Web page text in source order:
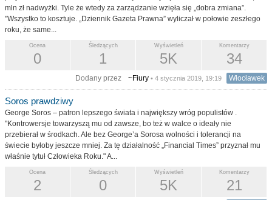
mln zł nadwyżki. Tyle że wtedy za zarządzanie wzięła się „dobra zmiana”.
"Wszystko to kosztuje. „Dziennik Gazeta Prawna” wyliczał w połowie zeszłego
roku, że same...
Komentarzy
34
Wyświetleń
5K
Śledzących
1
Ocena
0
Dodany przez ~Fiury • 4 stycznia 2019, 19:19 Włocławek
Soros prawdziwy
George Soros – patron lepszego świata i największy wróg populistów .
"Kontrowersje towarzyszą mu od zawsze, bo też w walce o ideały nie
przebierał w środkach. Ale bez George’a Sorosa wolności i tolerancji na
świecie byłoby jeszcze mniej. Za tę działalność „Financial Times” przyznał mu
właśnie tytuł Człowieka Roku." A...
Komentarzy
21
Wyświetleń
5K
Śledzących
0
Ocena
2